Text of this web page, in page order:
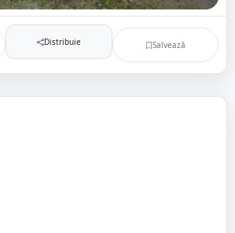
Distribuie Salvează